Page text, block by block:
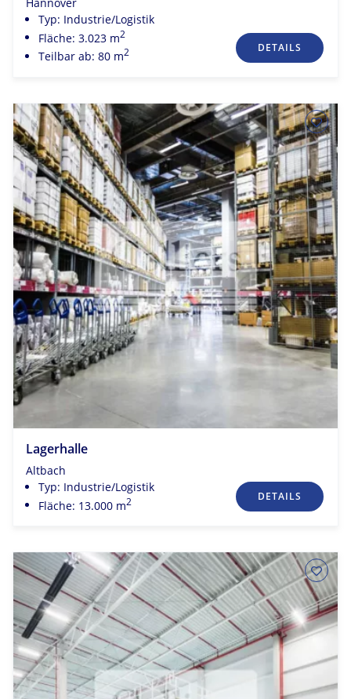
Typ: Industrie/Logistik
Fläche: 3.023 m2
Teilbar ab: 80 m2 DETAILS
Lagerhalle
Altbach
Typ: Industrie/Logistik
Fläche: 13.000 m2 DETAILS